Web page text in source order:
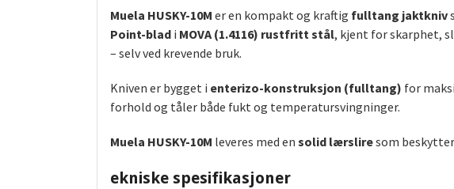
Muela HUSKY-10M er en kompakt og kraftig fulltang jaktkniv
Point-blad i MOVA (1.4116) rustfritt stål, kjent for skarphet,
– selv ved krevende bruk.
Kniven er bygget i enterizo-konstruksjon (fulltang) for
forhold og tåler både fukt og temperatursvingninger.
Muela HUSKY-10M leveres med en solid lærsliresom
ekniske spesifikasjoner